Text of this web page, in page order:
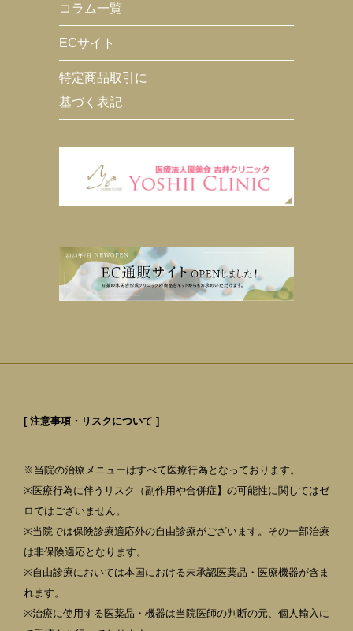
コラム一覧
ECサイト
特定商品取引に
基づく表記
[ 注意事項・リスクについて ]
※当院の治療メニューはすべて医療行為となっております。
※医療行為に伴うリスク（副作用や合併症】の可能性に関してはゼ
ロではございません。
※当院では保険診療適応外の自由診療がございます。その一部治療
は非保険適応となります。
※自由診療においては本国における未承認医薬品・医療機器が含ま
れます。
※治療に使用する医薬品・機器は当院医師の判断の元、個人輸入に